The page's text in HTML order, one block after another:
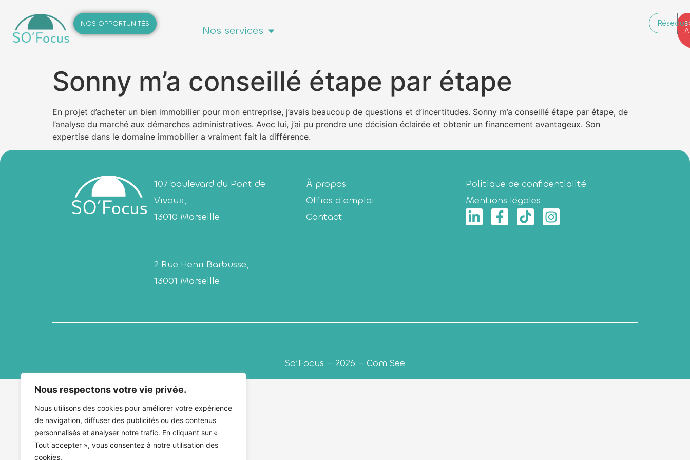
Nous respectons votre vie privée.
Nous utilisons des cookies pour améliorer votre expérience
de navigation, diffuser des publicités ou des contenus
personnalisés et analyser notre trafic. En cliquant sur «
Tout accepter », vous consentez à notre utilisation des
cookies.
NOS OPPORTUNITÉS
Nos services
Réseaux
Sonny m’a conseillé étape par étape
En projet d’acheter un bien immobilier pour mon entreprise, j’avais beaucoup de questions et d’incertitudes. Sonny m’a conseillé étape par étape, de
l’analyse du marché aux démarches administratives. Avec lui, j’ai pu prendre une décision éclairée et obtenir un financement avantageux. Son
expertise dans le domaine immobilier a vraiment fait la différence.
107 boulevard du Pont de
Vivaux,
13010 Marseille
2 Rue Henri Barbusse,
13001 Marseille
À propos
Offres d'emploi
Contact
Politique de confidentialité
Mentions légales
So’Focus – 2026 – Com See